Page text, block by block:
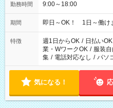
勤務時間 9:00～18:00
期間 即日～OK！ 1日～働け
特徴 週1日からOK / 日払いOK
業・WワークOK / 服装自
集 / 電話対応なし / パソ
気になる！